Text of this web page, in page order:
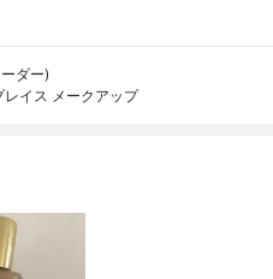
ダー)
レイス メークアップ